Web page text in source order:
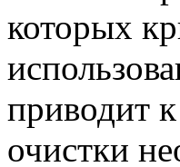
которых
приводит
очистки